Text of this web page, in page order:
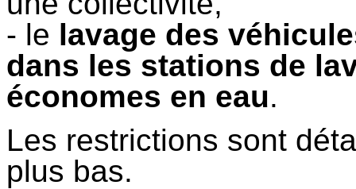
- le lavage des
dans les stations de
économes en eau.
Les restrictions sont
plus bas.